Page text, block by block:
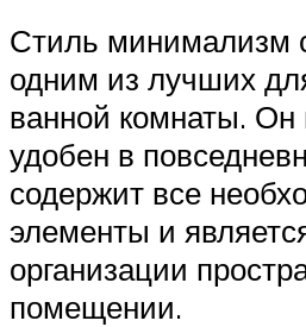
Стиль минимализм
одним из лучших
ванной комнаты. Он
удобен в
содержит все
элементы и
организации
помещении.